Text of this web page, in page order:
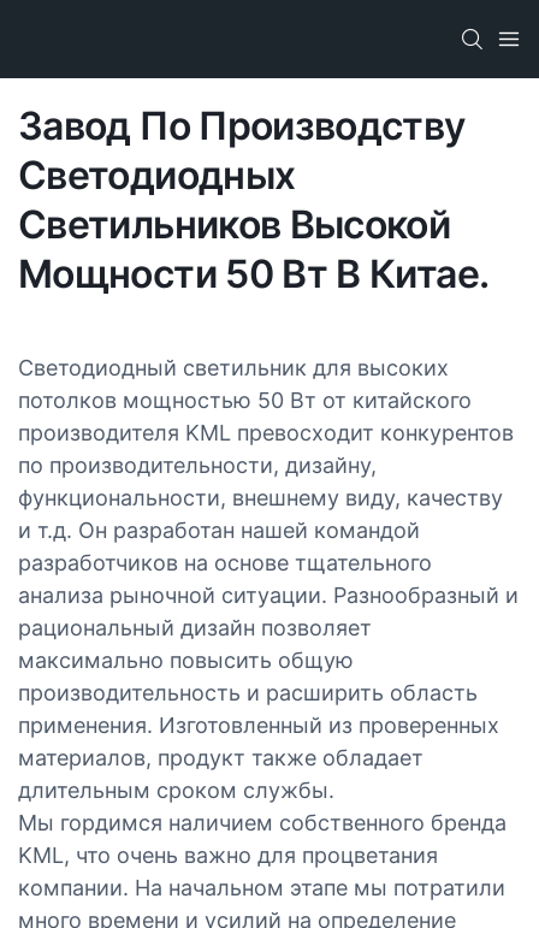
Завод По Производству
Светодиодных
Светильников Высокой
Мощности 50 Вт В Китае.
Светодиодный светильник для высоких
потолков мощностью 50 Вт от китайского
производителя KML превосходит конкурентов
по производительности, дизайну,
функциональности, внешнему виду, качеству
и т.д. Он разработан нашей командой
разработчиков на основе тщательного
анализа рыночной ситуации. Разнообразный и
рациональный дизайн позволяет
максимально повысить общую
производительность и расширить область
применения. Изготовленный из проверенных
материалов, продукт также обладает
длительным сроком службы.
Мы гордимся наличием собственного бренда
KML, что очень важно для процветания
компании. На начальном этапе мы потратили
много времени и усилий на определение